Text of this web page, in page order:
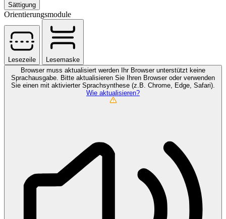
Sättigung
Orientierungsmodule
Lesezeile
Lesemaske
Browser muss aktualisiert werden Ihr Browser unterstützt keine
Sprachausgabe. Bitte aktualisieren Sie Ihren Browser oder verwenden
Sie einen mit aktivierter Sprachsynthese (z.B. Chrome, Edge, Safari).
Wie aktualisieren?